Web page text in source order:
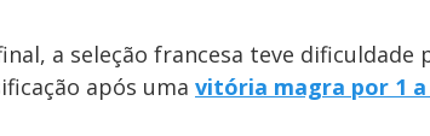
a seleção francesa teve dificuldade
após uma vitória magra por 1